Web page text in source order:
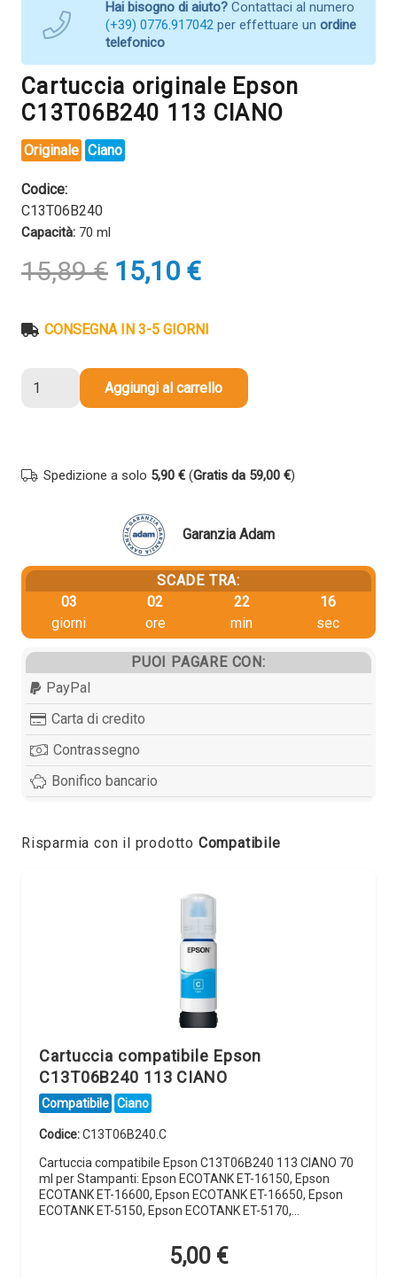
Hai bisogno di aiuto? Contattaci al numero
(+39) 0776.917042 per effettuare un ordine
telefonico
Cartuccia originale Epson
C13T06B240 113 CIANO
Originale Ciano
Codice:
C13T06B240
Capacità: 70 ml
15,89€ Il
prezzo
era:
15,10 €Il
prezzo
è:
CONSEGNA IN 3-5 GIORNI
CIANO
Aggiungi al carrello
Spedizione a solo 5,90 € (Gratis da 59,00 €)
Garanzia Adam
SCADE TRA:
03
giorni
02
ore
22
min
15
sec
PUOI PAGARE CON:
PayPal
Carta di credito
Contrassegno
Bonifico bancario
Risparmia con il prodotto Compatibile
Cartuccia compatibile Epson
C13T06B240 113 CIANO
Compatibile Ciano
Codice:C13T06B240.C
Cartuccia compatibile Epson C13T06B240 113 CIANO 70
ml per Stampanti: Epson ECOTANK ET-16150, Epson
ECOTANK ET-16600, Epson ECOTANK ET-16650, Epson
ECOTANK ET-5150, Epson ECOTANK ET-5170,…
5,00 €